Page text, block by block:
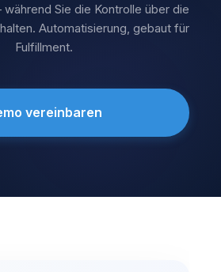
Sie die Kontrolle über die
Automatisierung, gebaut für
Fulfillment.
vereinbaren